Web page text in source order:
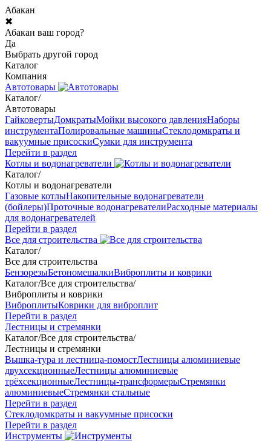
Абакан
✖
Абакан ваш город?
Да
Выбрать другой город
Каталог
Компания
Автотовары
Каталог/
Автотовары
ГайковертыДомкратыМойки высокого давленияНаборы
инструментаПолировальные машиныСтеклодомкраты и
вакуумные присоскиСумки для инструмента
Перейти в раздел
Котлы и водонагреватели
Каталог/
Котлы и водонагреватели
Газовые котлыНакопительные водонагреватели
(бойлеры)Проточные водонагревателиРасходные материалы
для водонагревателей
Перейти в раздел
Все для строительства
Каталог/
Все для строительства
БензорезыБетономешалкиВиброплиты и коврики
Каталог/Все для строительства/
Виброплиты и коврики
ВиброплитыКоврики для виброплит
Перейти в раздел
Лестницы и стремянки
Каталог/Все для строительства/
Лестницы и стремянки
Вышка-тура и лестница-помостЛестницы алюминиевые
двухсекционныеЛестницы алюминиевые
трёхсекционныеЛестницы-трансформерыСтремянки
алюминиевыеСтремянки стальные
Перейти в раздел
Стеклодомкраты и вакуумные присоски
Перейти в раздел
Инструменты